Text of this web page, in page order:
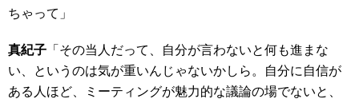
ちゃって」
真紀子 「その当人だって、自分が言わないと何も進まな
い、というのは気が重いんじゃないかしら。自分に自信が
ある人ほど、ミーティングが魅力的な議論の場でないと、